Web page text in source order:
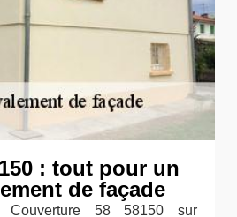
: tout pour un
de façade
Couverture 58 58150 sur